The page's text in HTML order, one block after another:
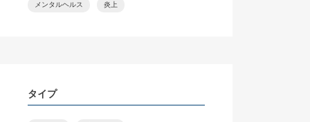
メンタルヘルス 炎上
タイプ